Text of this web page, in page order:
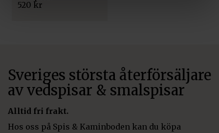
520 kr
Sveriges största återförsäljare
av vedspisar & smalspisar
Alltid fri frakt.
Hos oss på Spis & Kaminboden kan du köpa